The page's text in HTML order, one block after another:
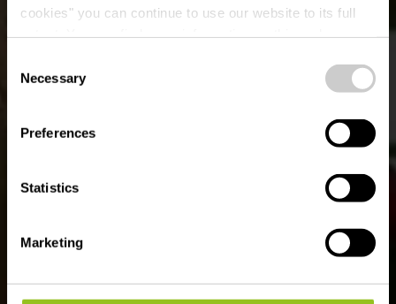
cookies" you can continue to use our website to its full
time.
Selection
Necessary
Preferences
Statistics
Marketing
Restaurant Hot Stone
Où? 37, Rue du Sanatorium, L-9425 Vianden